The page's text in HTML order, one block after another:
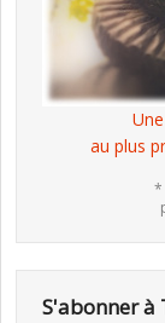
au plus
*
S'abonner à